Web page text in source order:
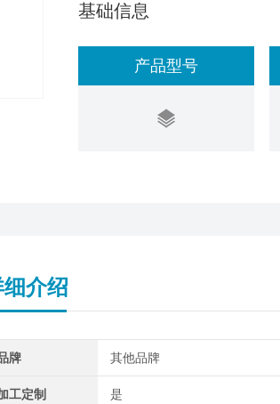
基础信息
产品型号
介绍
牌 其他品牌
工定制 是